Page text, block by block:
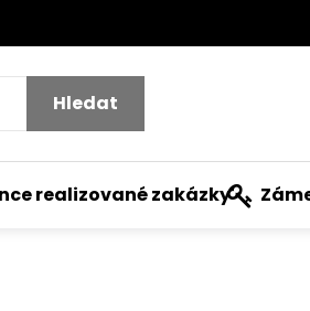
Hledat
realizované zakázky